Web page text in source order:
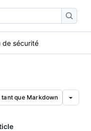
de sécurité
tant que Markdown